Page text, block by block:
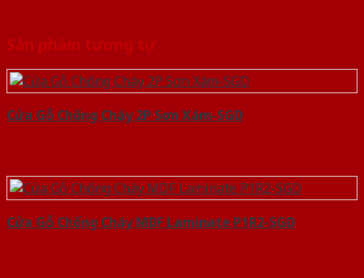
Sản phẩm tương tự
Cửa Gỗ Chống Cháy 2P Sơn Xám-SGD
Cửa Gỗ Chống Cháy MDF Laminate P1R2-SGD